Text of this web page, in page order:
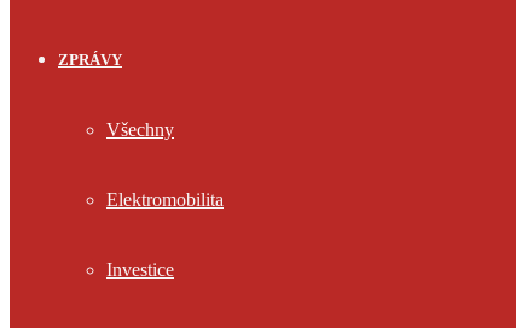
ZPRÁVY
Všechny
Elektromobilita
Investice